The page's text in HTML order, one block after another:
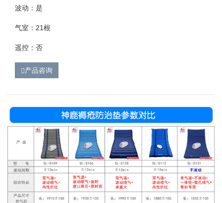
波动：是
气室：21根
遥控：否
产品咨询